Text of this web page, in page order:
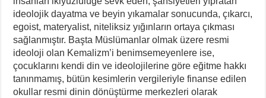
ideolojik dayatma ve beyin yıkamalar sonucunda, çıkarcı,
egoist, materyalist, niteliksiz yığınların ortaya çıkması
sağlanmıştır. Başta Müslümanlar olmak üzere resmi
ideoloji olan Kemalizm’i benimsemeyenlere ise,
çocuklarını kendi din ve ideolojilerine göre eğitme hakkı
tanınmamış, bütün kesimlerin vergileriyle finanse edilen
okullar resmi dinin dönüştürme merkezleri olarak